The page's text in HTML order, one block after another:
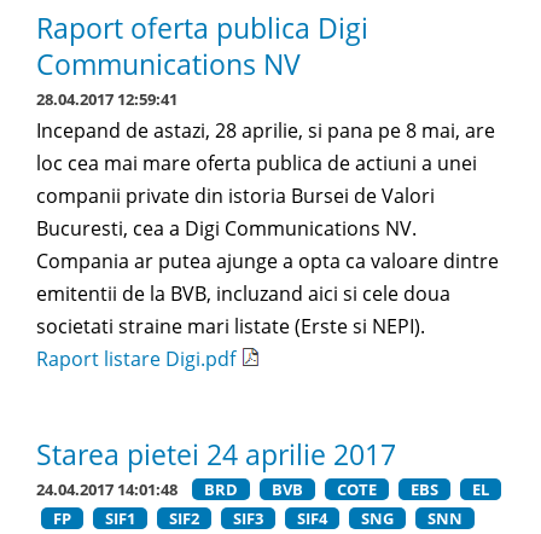
Raport oferta publica Digi
Communications NV
28.04.2017 12:59:41
Incepand de astazi, 28 aprilie, si pana pe 8 mai, are
loc cea mai mare oferta publica de actiuni a unei
companii private din istoria Bursei de Valori
Bucuresti, cea a Digi Communications NV.
Compania ar putea ajunge a opta ca valoare dintre
emitentii de la BVB, incluzand aici si cele doua
societati straine mari listate (Erste si NEPI).
Raport listare Digi.pdf
Starea pietei 24 aprilie 2017
24.04.2017 14:01:48 BRD BVB COTE EBS
EL
FP
SIF1 SIF2 SIF3 SIF4 SNG
SNN